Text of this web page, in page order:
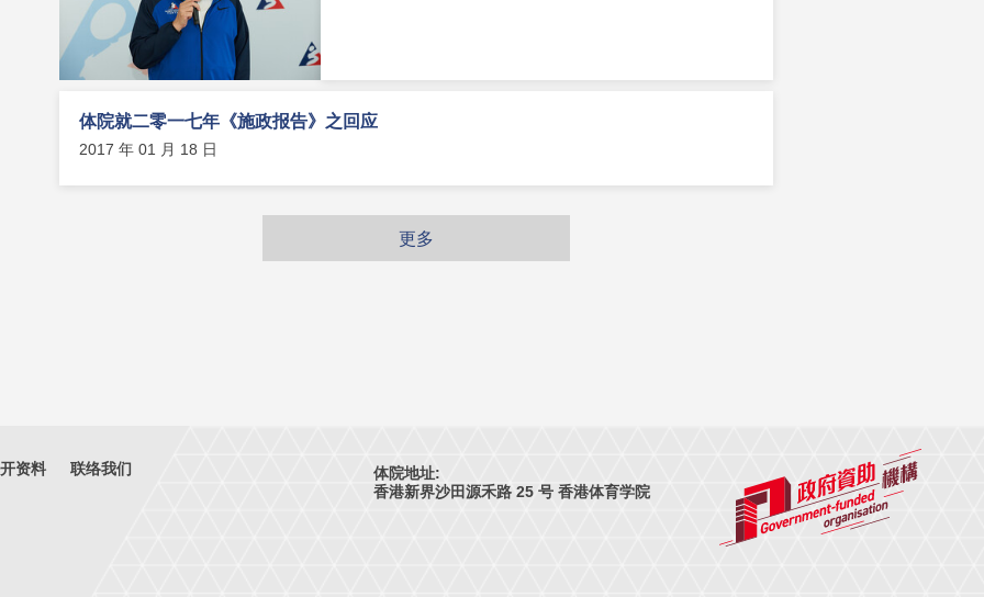
体院就二零一七年《施政报告》之回应
2017 年 01 月 18 日
更多
体院地址:
香港新界沙田源禾路 25 号 香港体育学院
资料 联络我们